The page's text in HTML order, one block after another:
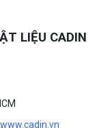
LIỆU CADIN
www.cadin.vn